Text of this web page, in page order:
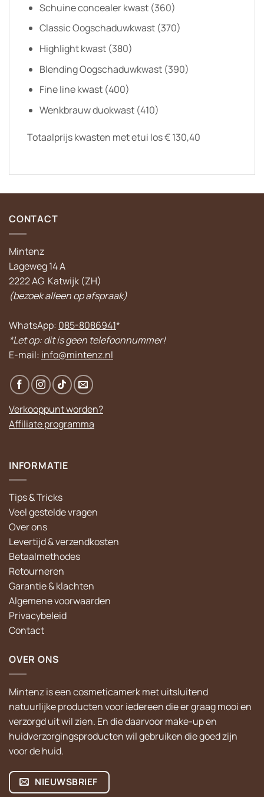
Schuine concealer kwast (360)
Classic Oogschaduwkwast (370)
Highlight kwast (380)
Blending Oogschaduwkwast (390)
Fine line kwast (400)
Wenkbrauw duokwast (410)
Totaalprijs kwasten met etui los € 130,40
CONTACT
Mintenz
Lageweg 14 A
2222 AG Katwijk (ZH)
(bezoek alleen op afspraak)
WhatsApp: 085-8086941*
*Let op: dit is geen telefoonnummer!
E-mail: info@mintenz.nl
Verkooppunt worden?
Affiliate programma
INFORMATIE
Tips & Tricks
Veel gestelde vragen
Over ons
Levertijd & verzendkosten
Betaalmethodes
Retourneren
Garantie & klachten
Algemene voorwaarden
Privacybeleid
Contact
OVER ONS
Mintenz is een cosmeticamerk met uitsluitend
natuurlijke producten voor iedereen die er graag mooi en
verzorgd uit wil zien. En die daarvoor make-up en
huidverzorgingsproducten wil gebruiken die goed zijn
voor de huid.
NIEUWSBRIEF